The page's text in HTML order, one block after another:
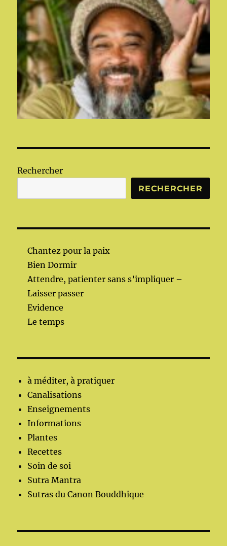
Rechercher
RECHERCHER
Chantez pour la paix
Bien Dormir
Attendre, patienter sans s’impliquer –
Laisser passer
Evidence
Le temps
à méditer, à pratiquer
Canalisations
Enseignements
Informations
Plantes
Recettes
Soin de soi
Sutra Mantra
Sutras du Canon Bouddhique